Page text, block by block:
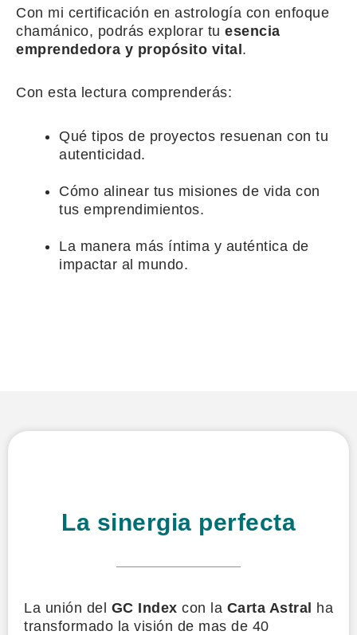
Con mi certificación en astrología con enfoque
chamánico, podrás explorar tu esencia
emprendedora y propósito vital.
Con esta lectura comprenderás:
Qué tipos de proyectos resuenan con tu
autenticidad.
Cómo alinear tus misiones de vida con
tus emprendimientos.
La manera más íntima y auténtica de
impactar al mundo.
La sinergia perfecta
La unión del GC Index con la Carta Astral ha
transformado la visión de mas de 40